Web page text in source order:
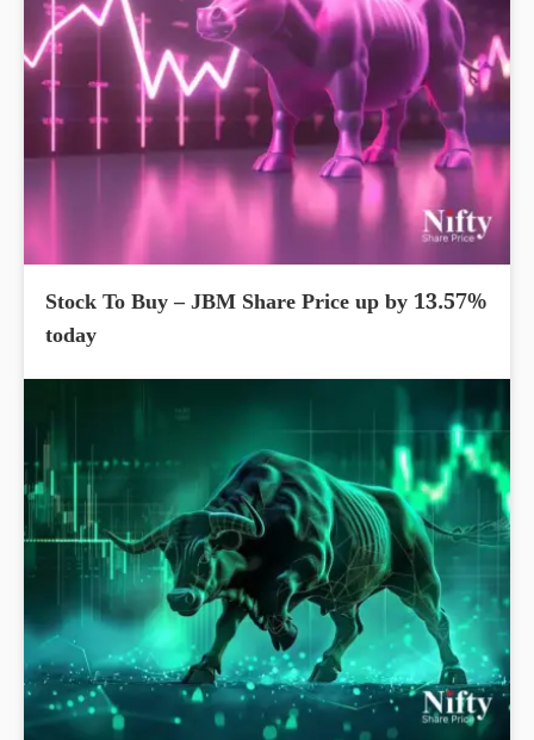
Stock To Buy – JBM Share Price up by 13.57%
today